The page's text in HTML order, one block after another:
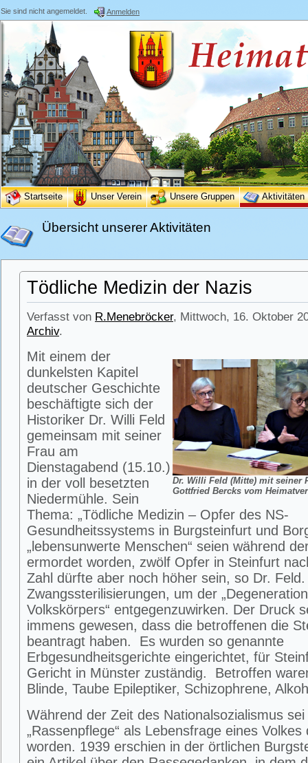
Sie sind nicht angemeldet. Anmelden
Startseite Unser Verein Unsere Gruppen Aktivitäten
Übersicht unserer Aktivitäten
Tödliche Medizin der Nazis
Verfasst von R.Menebröcker, Mittwoch, 16. Oktober
Archiv.
Dr. Willi Feld (Mitte) mit seiner
Gottfried Bercks vom
Mit einem der
dunkelsten Kapitel
deutscher Geschichte
beschäftigte sich der
Historiker Dr. Willi Feld
gemeinsam mit seiner
Frau am
Dienstagabend (15.10.)
in der voll besetzten
Niedermühle. Sein
Thema: „Tödliche Medizin – Opfer des NS-
Gesundheitssystems in Burgsteinfurt und
„lebensunwerte Menschen“ seien während
ermordet worden, zwölf Opfer in Steinfurt
Zahl dürfte aber noch höher sein, so Dr.
Zwangssterilisierungen, um der
Volkskörpers“ entgegenzuwirken. Der Druck
immens gewesen, dass die betroffenen die
beantragt haben. Es wurden so genannte
Erbgesundheitsgerichte eingerichtet, für
Gericht in Münster zuständig. Betroffen
Blinde, Taube Epileptiker, Schizophrene,
Während der Zeit des Nationalsozialismus sei
„Rassenpflege“ als Lebensfrage eines Volkes
worden. 1939 erschien in der örtlichen